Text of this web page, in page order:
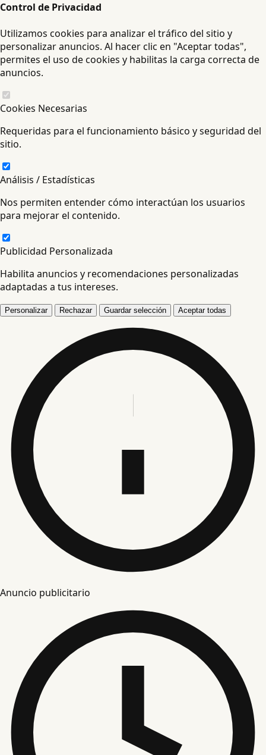
Control de Privacidad
Utilizamos cookies para analizar el tráfico del sitio y
personalizar anuncios. Al hacer clic en "Aceptar todas",
permites el uso de cookies y habilitas la carga correcta de
anuncios.
Cookies Necesarias
Requeridas para el funcionamiento básico y seguridad del
sitio.
Análisis / Estadísticas
Nos permiten entender cómo interactúan los usuarios
para mejorar el contenido.
Publicidad Personalizada
Habilita anuncios y recomendaciones personalizadas
adaptadas a tus intereses.
Personalizar Rechazar Guardar selección Aceptar todas
Anuncio publicitario